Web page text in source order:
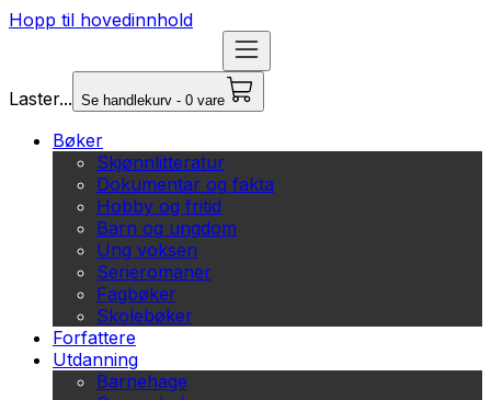
Hopp til hovedinnhold
Laster... Se handlekurv - 0 vare
Bøker
Skjønnlitteratur
Dokumentar og fakta
Hobby og fritid
Barn og ungdom
Ung voksen
Serieromaner
Fagbøker
Skolebøker
Forfattere
Utdanning
Barnehage